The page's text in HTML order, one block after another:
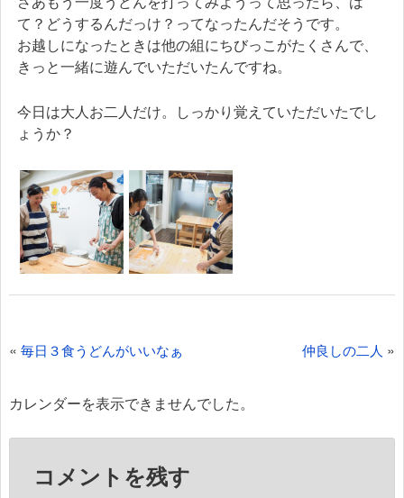
て？どうするんだっけ？ってなったんだそうです。
お越しになったときは他の組にちびっこがたくさんで、
きっと一緒に遊んでいただいたんですね。
今日は大人お二人だけ。しっかり覚えていただいたでし
ょうか？
投
ナ
仲良しの二人 »
« 毎日３食うどんがいいなぁ
カレンダーを表示できませんでした。
コメントを残す